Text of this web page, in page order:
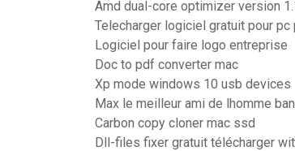
Amd dual-core optimizer version
Telecharger logiciel gratuit pour pc
Logiciel pour faire logo entreprise
Doc to pdf converter mac
Xp mode windows 10 usb devices
Max le meilleur ami de lhomme
Carbon copy cloner mac ssd
Dll-files fixer gratuit télécharger